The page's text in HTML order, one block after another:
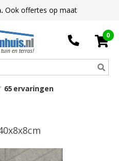
Ook offertes op maat
en terras!
0
65 ervaringen